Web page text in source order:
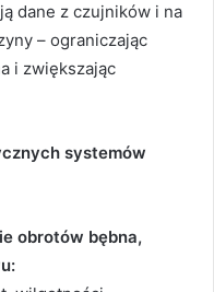
dane z czujników i na
– ograniczając
i zwiększając
systemów
obrotów bębna,